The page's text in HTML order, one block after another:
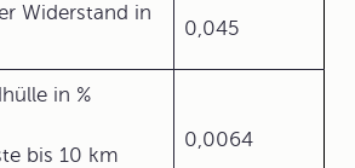
Widerstand in
0,045
in %
bis 10 km
0,0064